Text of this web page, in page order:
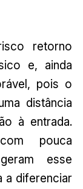
retorno
e, ainda
pois o
distância
à entrada.
pouca
esse
a diferenciar